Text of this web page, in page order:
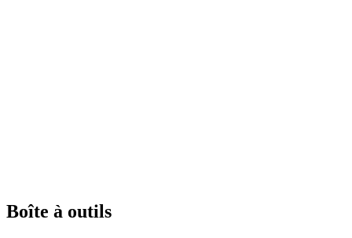
Boîte à outils